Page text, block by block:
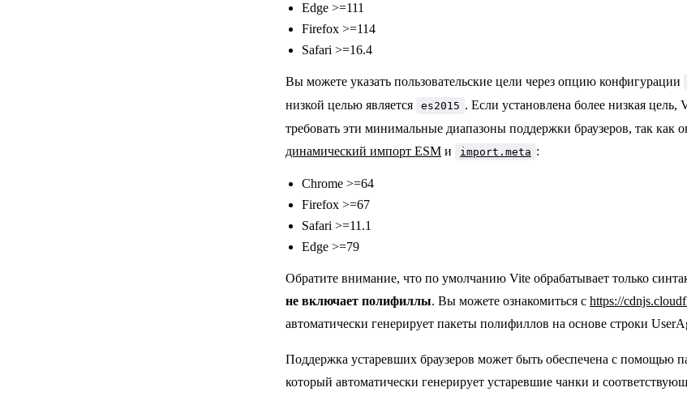
Edge >=111
Firefox >=114
Safari >=16.4
Вы можете указать пользовательские цели через опцию конфигурации
низкой целью является
es2015 . Если установлена более низкая цель,
требовать эти минимальные диапазоны поддержки браузеров, так как
динамический импорт ESM и import.meta :
Chrome >=64
Firefox >=67
Safari >=11.1
Edge >=79
Обратите внимание, что по умолчанию Vite обрабатывает только
не включает полифиллы. Вы можете ознакомиться с https://
автоматически генерирует пакеты полифиллов на основе строки
Поддержка устаревших браузеров может быть обеспечена с помощью
который автоматически генерирует устаревшие чанки и